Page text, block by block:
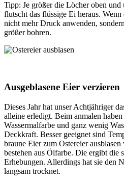
Tipp: Je größer die Löcher oben und
flutscht das flüssige Ei heraus.
nicht mehr Druck anwenden,
größer bohren.
Ausgeblasene Eier verzieren
Dieses Jahr hat unser Achtjähriger
alleine erledigt. Beim anmalen
Wassermalfarbe und ganz wenig
Deckkraft. Besser geeignet sind
braune Eier zum Ostereier
bestehen aus Ölfarbe. Die ergibt die
Erhebungen. Allerdings hat sie den
langsam trocknet.